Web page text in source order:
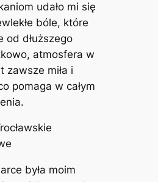
udało mi się
bóle, które
od dłuższego
atmosfera w
zawsze miła i
pomaga w całym
była moim